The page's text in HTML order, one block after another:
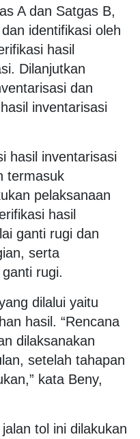
A dan Satgas B,
identifikasi oleh
hasil
Dilanjutkan
dan
inventarisasi
hasil inventarisasi
termasuk
pelaksanaan
hasil
ganti rugi dan
serta
rugi.
dilalui yaitu
hasil. “Rencana
dilaksanakan
setelah tahapan
kata Beny,
tol ini dilakukan